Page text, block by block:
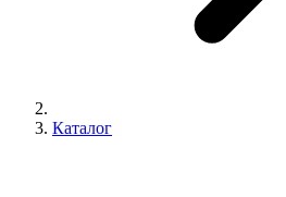
Каталог